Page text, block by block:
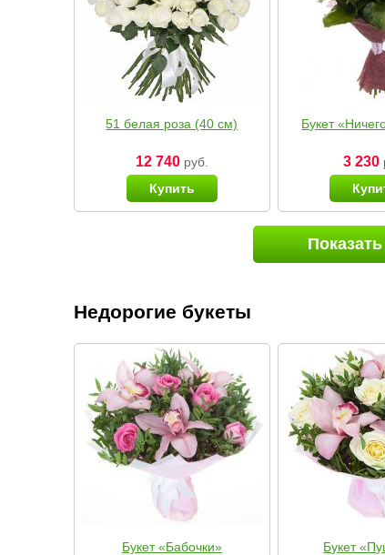
51 белая роза (40 см)
12 740руб.
Купить
Букет
3 230
Недорогие букеты
Букет «Бабочки» Букет